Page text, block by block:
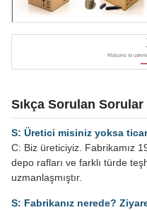
Sıkça Sorulan Sorular
S: Üretici misiniz yoksa
C: Biz üreticiyiz. Fabrikamız
depo rafları ve farklı türde
uzmanlaşmıştır.
S: Fabrikanız nerede?